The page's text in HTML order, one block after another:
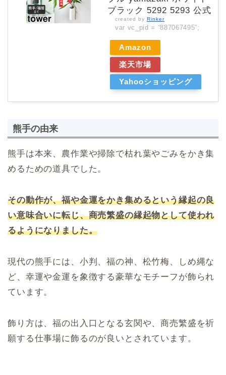
ブラック 5292 5293 公式
created by Rinker
var vc_pid = “887067495”;
Amazon
楽天市場
Yahooショッピング
熊手の由来
熊手は本来、農作業や掃除で枯れ葉やごみをかき集
めるための道具でした。
その動作が、福や金運をかき集めるという縁起の良
い意味合いに転じ、商売繁盛の縁起物として使われ
るようになりました。
現代の熊手には、小判、福の神、松竹梅、しめ縄な
ど、幸運や金運を象徴する豪華なモチーフが飾られ
ています。
飾り方は、福の出入口となる玄関や、商売繁盛を祈
願する仕事場に飾るのが良いとされています。